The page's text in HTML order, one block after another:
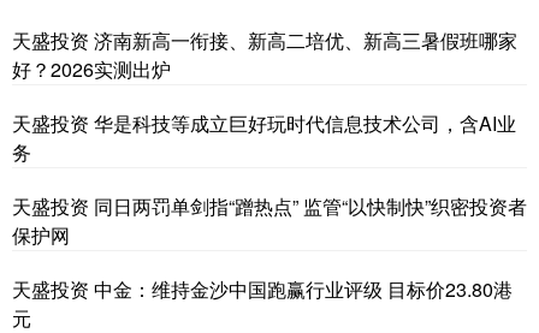
天盛投资 济南新高一衔接、新高二培优、新高三暑假班哪家
好？2026实测出炉
天盛投资 华是科技等成立巨好玩时代信息技术公司，含AI业
务
天盛投资 同日两罚单剑指“蹭热点” 监管“以快制快”织密投资者
保护网
天盛投资 中金：维持金沙中国跑赢行业评级 目标价23.80港
元